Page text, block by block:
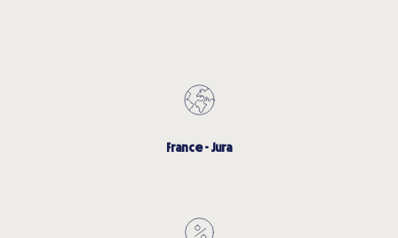
France - Jura